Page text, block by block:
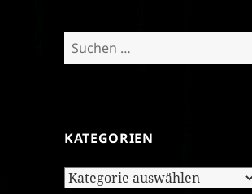
Suchen
nach:
KATEGORIEN
Kategorien